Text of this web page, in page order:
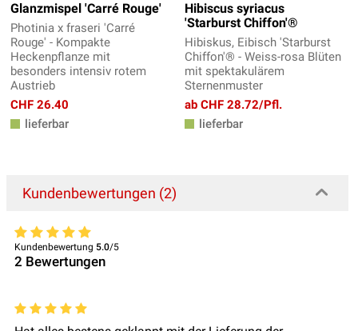
Glanzmispel 'Carré Rouge'
Photinia x fraseri 'Carré
Rouge' - Kompakte
Heckenpflanze mit
besonders intensiv rotem
Austrieb
CHF 26.40
lieferbar
Hibiscus syriacus
'Starburst Chiffon'®
Hibiskus, Eibisch 'Starburst
Chiffon'® - Weiss-rosa Blüten
mit spektakulärem
Sternenmuster
ab CHF 28.72/Pfl.
lieferbar
Kundenbewertungen (2)
Kundenbewertung 5.0/5
2 Bewertungen